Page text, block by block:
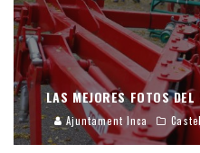
LAS MEJORES FOTOS
Ajuntament Inca